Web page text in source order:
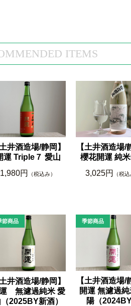
ITEMS
土井酒造場/静岡】
運 Triple７ 愛山
1,980円
（税込み）
【土井酒造場/
櫻花開運 純
3,025円
（税込
土井酒造場/静岡】
無濾過純米 愛
2025BY新酒）
【土井酒造場/
開運 無濾過
陽（2024BY